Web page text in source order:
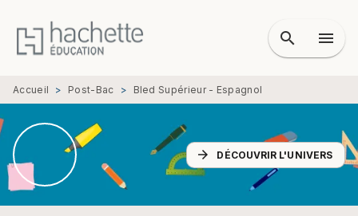
MENU RECHERCHE
PIED DE PAGE
search menu
Accueil > Post-Bac > Bled Supérieur - Espagnol
arrow_forward DÉCOUVRIR L'UNIVERS